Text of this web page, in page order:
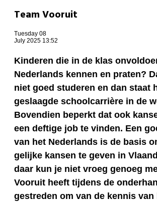
Team Vooruit
Tuesday 08
July 2025 13:52
Kinderen die in de klas
Nederlands kennen en praten?
niet goed studeren en dan staat
geslaagde schoolcarrière in de
Bovendien beperkt dat ook
een deftige job te vinden. Een
van het Nederlands is de basis
gelijke kansen te geven in
daar kun je niet vroeg genoeg
Vooruit heeft tijdens de
gestreden om van de kennis van